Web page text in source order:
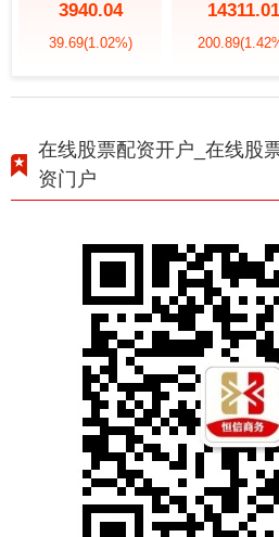
3940.04
39.69(1.02%)
14311.01
200.89
在线股票配资开户_在线股
资门户